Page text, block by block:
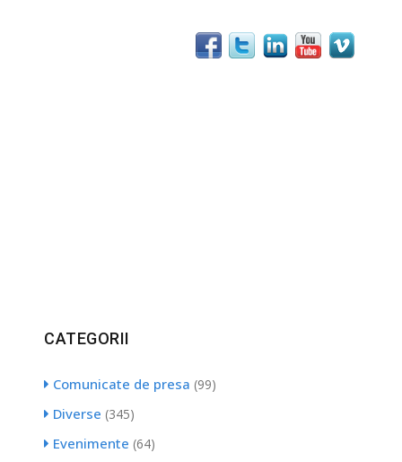
CATEGORII
Comunicate de presa (99)
Diverse (345)
Evenimente (64)